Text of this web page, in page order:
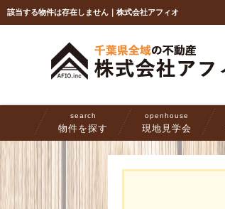
該当する物件は存在しません｜株式会社アフィオ
search
物件を探す
openhouse
現地見学会